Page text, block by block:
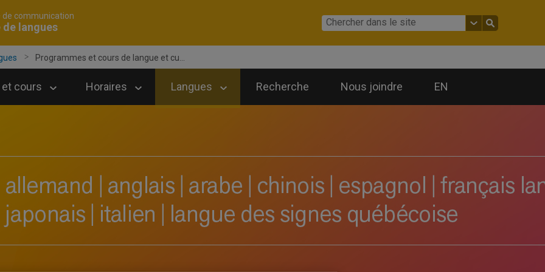
de communication
de langues
Programmes et cours de langue et cu...
cours Horaires Langues Recherche Nous joindre EN